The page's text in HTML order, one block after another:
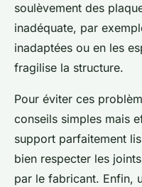
soulèvement des
inadéquate, par
inadaptées ou en les
fragilise la structure.
Pour éviter ces
conseils simples mais
support parfaitement
bien respecter les
par le fabricant. Enfin,